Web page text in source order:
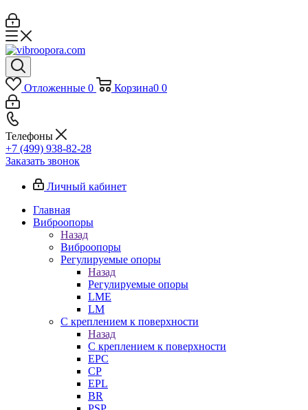
Отложенные 0 Корзина0 0
Телефоны
+7 (499) 938-82-28
Заказать звонок
Личный кабинет
Главная
Виброопоры
Назад
Виброопоры
Регулируемые опоры
Назад
Регулируемые опоры
LME
LM
С креплением к поверхности
Назад
С креплением к поверхности
EPC
CP
EPL
BR